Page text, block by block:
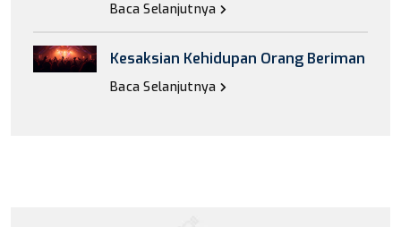
Baca Selanjutnya
Kesaksian Kehidupan Orang Beriman
Baca Selanjutnya